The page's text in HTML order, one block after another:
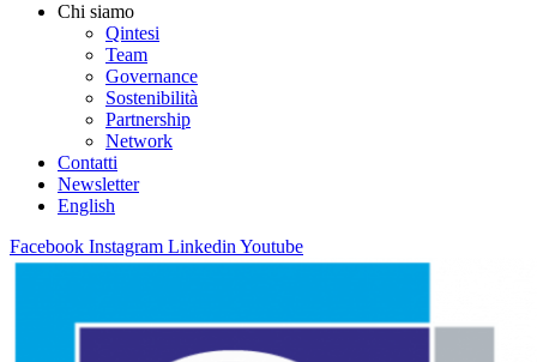
Chi siamo
Qintesi
Team
Governance
Sostenibilità
Partnership
Network
Contatti
Newsletter
English
Facebook Instagram Linkedin Youtube